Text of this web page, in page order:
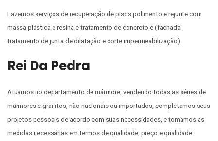
Fazemos serviços de recuperação de pisos polimento e rejunte com
massa plástica e resina e tratamento de concreto e (fachada
tratamento de junta de dilatação e corte impermeabilização)
Rei Da Pedra
Atuamos no departamento de mármore, vendendo todas as séries de
mármores e granitos, não nacionais ou importados, completamos seus
projetos pessoais de acordo com suas necessidades, e tomamos as
medidas necessárias em termos de qualidade, preço e qualidade.